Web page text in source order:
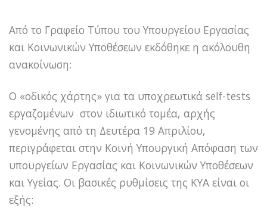
Από το Γραφείο Τύπου του Υπουργείου Εργασίας
και Κοινωνικών Υποθέσεων εκδόθηκε η ακόλουθη
ανακοίνωση:
Ο «οδικός χάρτης» για τα υποχρεωτικά self-tests
εργαζομένων στον ιδιωτικό τομέα, αρχής
γενομένης από τη Δευτέρα 19 Απριλίου,
περιγράφεται στην Κοινή Υπουργική Απόφαση των
υπουργείων Εργασίας και Κοινωνικών Υποθέσεων
και Υγείας. Οι βασικές ρυθμίσεις της ΚΥΑ είναι οι
εξής: